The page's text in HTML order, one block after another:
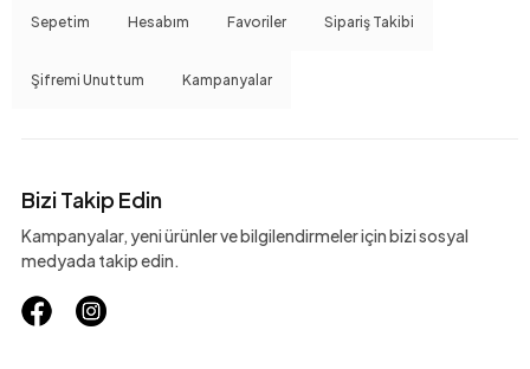
Sepetim Hesabım Favoriler Sipariş Takibi
Şifremi Unuttum Kampanyalar
Bizi Takip Edin
Kampanyalar, yeni ürünler ve bilgilendirmeler için bizi sosyal
medyada takip edin.